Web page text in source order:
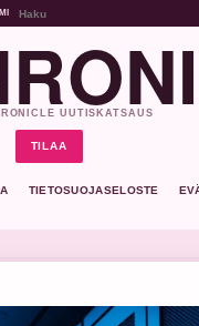
UUTISKATSAUS
TILAA
TIETOSUOJASELOSTE